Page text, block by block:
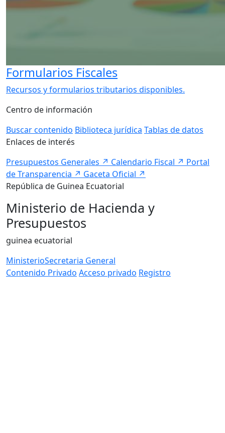
Formularios Fiscales
Recursos y formularios tributarios disponibles.
Centro de información
Buscar contenido Biblioteca jurídica Tablas de datos
Enlaces de interés
Presupuestos Generales ↗ Calendario Fiscal ↗ Portal
de Transparencia ↗ Gaceta Oficial ↗
República de Guinea Ecuatorial
Ministerio de Hacienda y
Presupuestos
guinea ecuatorial
MinisterioSecretaria General
Contenido Privado Acceso privado Registro